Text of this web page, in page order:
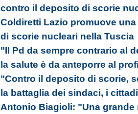
contro il deposito di scorie
Coldiretti Lazio promuove
di scorie nucleari nella Tuscia
"Il Pd da sempre contrario al
la salute è da anteporre al
"Contro il deposito di scorie,
la battaglia dei sindaci, i
Antonio Biagioli: "Una